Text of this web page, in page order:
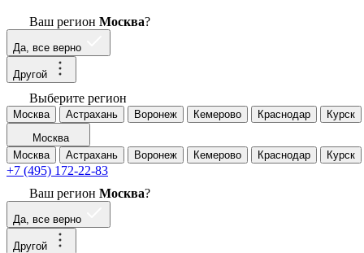
Ваш регион Москва?
Да, все верно
Другой
Выберите регион
Москва Астрахань Воронеж Кемерово Краснодар Курск
Москва
Москва
Астрахань Воронеж Кемерово Краснодар Курск
+7 (495) 172-22-83
Ваш регион Москва?
Да, все верно
Другой